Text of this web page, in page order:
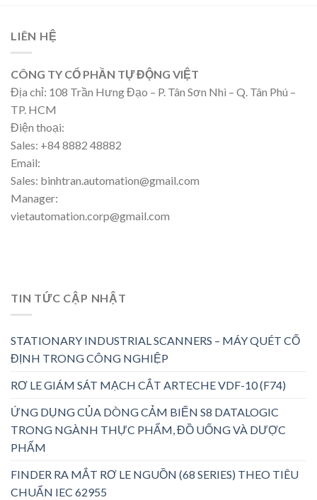
LIÊN HỆ
CÔNG TY CỔ PHẦN TỰ ĐỘNG VIỆT
Địa chỉ: 108 Trần Hưng Đạo – P. Tân Sơn Nhì – Q. Tân Phú –
TP. HCM
Điện thoại:
Sales: +84 8882 48882
Email:
Sales: binhtran.automation@gmail.com
Manager:
vietautomation.corp@gmail.com
TIN TỨC CẬP NHẬT
STATIONARY INDUSTRIAL SCANNERS – MÁY QUÉT CỐ
ĐỊNH TRONG CÔNG NGHIỆP
RƠ LE GIÁM SÁT MẠCH CẮT ARTECHE VDF-10 (F74)
ỨNG DỤNG CỦA DÒNG CẢM BIẾN S8 DATALOGIC
TRONG NGÀNH THỰC PHẨM, ĐỒ UỐNG VÀ DƯỢC
PHẨM
FINDER RA MẮT RƠ LE NGUỒN (68 SERIES) THEO TIÊU
CHUẨN IEC 62955